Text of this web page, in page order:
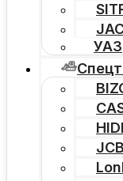
УАЗ
JCB